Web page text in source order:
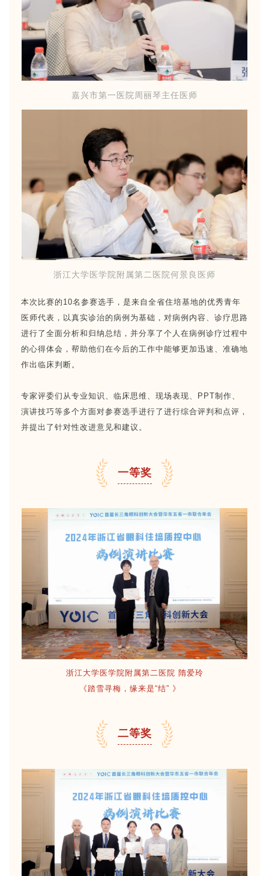
嘉兴市第一医院周丽琴主任医师
浙江大学医学院附属第二医院何景良医师
本次比赛的10名参赛选手，是来自全省住培基地的优秀青年
医师代表，以真实诊治的病例为基础，对病例内容、诊疗思路
进行了全面分析和归纳总结，并分享了个人在病例诊疗过程中
的心得体会，帮助他们在今后的工作中能够更加迅速、准确地
作出临床判断。
专家评委们从专业知识、临床思维、现场表现、PPT制作、
演讲技巧等多个方面对参赛选手进行了进行综合评判和点评，
并提出了针对性改进意见和建议。
一等奖
浙江大学医学院附属第二医院 隋爱玲
《踏雪寻梅，缘来是“结” 》
二等奖